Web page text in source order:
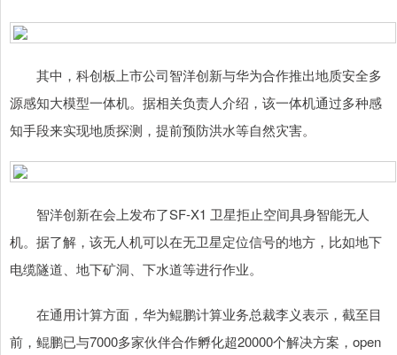
其中，科创板上市公司智洋创新与华为合作推出地质安全多
源感知大模型一体机。据相关负责人介绍，该一体机通过多种感
知手段来实现地质探测，提前预防洪水等自然灾害。
智洋创新在会上发布了SF-X1 卫星拒止空间具身智能无人
机。据了解，该无人机可以在无卫星定位信号的地方，比如地下
电缆隧道、地下矿洞、下水道等进行作业。
在通用计算方面，华为鲲鹏计算业务总裁李义表示，截至目
前，鲲鹏已与7000多家伙伴合作孵化超20000个解决方案，open